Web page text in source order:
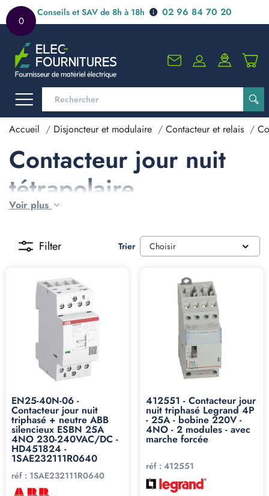
0
Conseils et SAV de 8h à 18h 02 96 84 70 20
Accueil Disjoncteur et modulaire Contacteur et relais
Contacteur jour nuit
tétrapolaire
Voir plus
Filter Trier Choisir
EN25-40N-06 -
Contacteur jour nuit
triphasé + neutre ABB
silencieux ESBN 25A
4NO 230-240VAC/DC -
HD451824 -
1SAE232111R0640
réf : 1SAE232111R0640
412551 - Contacteur jour
nuit triphasé Legrand 4P
- 25A - bobine 220V -
4NO - 2 modules - avec
marche forcée
réf : 412551